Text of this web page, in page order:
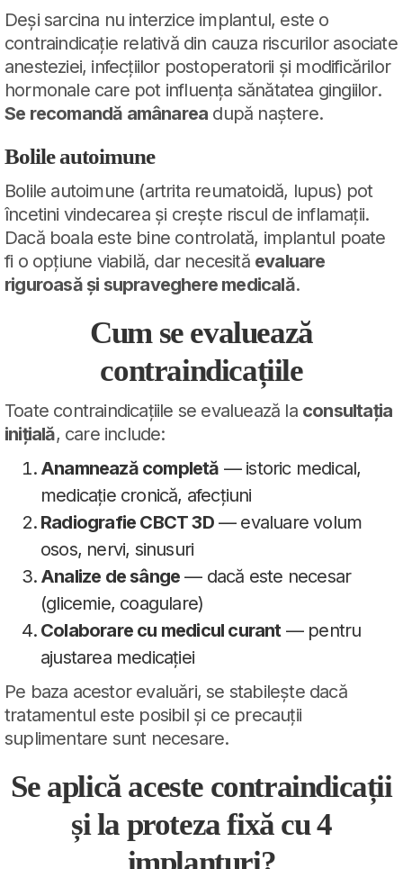
Deși sarcina nu interzice implantul, este o
contraindicație relativă din cauza riscurilor asociate
anesteziei, infecțiilor postoperatorii și modificărilor
hormonale care pot influența sănătatea gingiilor.
Se recomandă amânarea după naștere.
Bolile autoimune
Bolile autoimune (artrita reumatoidă, lupus) pot
încetini vindecarea și crește riscul de inflamații.
Dacă boala este bine controlată, implantul poate
fi o opțiune viabilă, dar necesită evaluare
riguroasă și supraveghere medicală.
Cum se evaluează
contraindicațiile
Toate contraindicațiile se evaluează la consultația
inițială, care include:
Anamnează completă — istoric medical,
medicație cronică, afecțiuni
Radiografie CBCT 3D— evaluare volum
osos, nervi, sinusuri
Analize de sânge — dacă este necesar
(glicemie, coagulare)
Colaborare cu medicul curant— pentru
ajustarea medicației
Pe baza acestor evaluări, se stabilește dacă
tratamentul este posibil și ce precauții
suplimentare sunt necesare.
Se aplică aceste contraindicații
și la proteza fixă cu 4